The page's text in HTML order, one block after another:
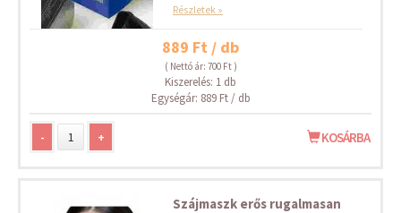
Részletek »
889 Ft / db
( Nettó ár: 700 Ft )
Kiszerelés: 1 db
Egységár: 889 Ft / db
- + KOSÁRBA
Szájmaszk erős rugalmasan